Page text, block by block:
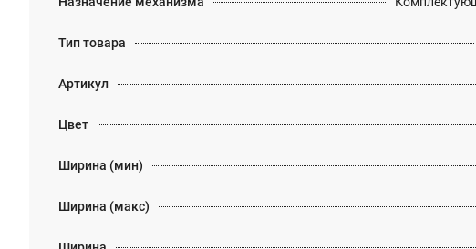
Тип товара
Артикул
Цвет
Ширина (мин)
Ширина (макс)